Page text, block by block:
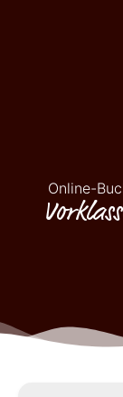
Online-